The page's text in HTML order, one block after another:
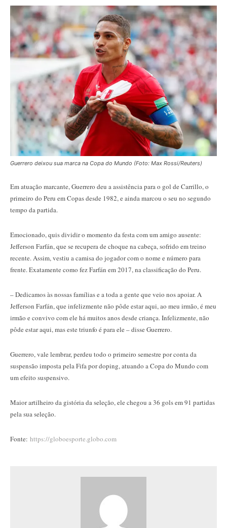
Guerrero deixou sua marca na Copa do Mundo (Foto: Max Rossi/Reuters)
Em atuação marcante, Guerrero deu a assistência para o gol de Carrillo, o
primeiro do Peru em Copas desde 1982, e ainda marcou o seu no segundo
tempo da partida.
Emocionado, quis dividir o momento da festa com um amigo ausente:
Jefferson Farfán, que se recupera de choque na cabeça, sofrido em treino
recente. Assim, vestiu a camisa do jogador com o nome e número para
frente. Exatamente como fez Farfán em 2017, na classificação do Peru.
– Dedicamos às nossas famílias e a toda a gente que veio nos apoiar. A
Jefferson Farfán, que infelizmente não pôde estar aqui, ao meu irmão, é meu
irmão e convivo com ele há muitos anos desde criança. Infelizmente, não
pôde estar aqui, mas este triunfo é para ele – disse Guerrero.
Guerrero, vale lembrar, perdeu todo o primeiro semestre por conta da
suspensão imposta pela Fifa por doping, atuando a Copa do Mundo com
um efeito suspensivo.
Maior artilheiro da gistória da seleção, ele chegou a 36 gols em 91 partidas
pela sua seleção.
Fonte: https://globoesporte.globo.com